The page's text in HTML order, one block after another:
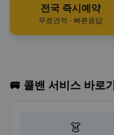
전국 즉시예약
무료견적 · 빠른응답
🚐 콜밴 서비스 바로
👗